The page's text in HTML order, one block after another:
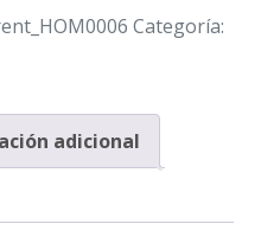
Categoría:
adicional